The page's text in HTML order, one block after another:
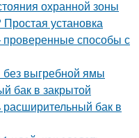
охранной зоны
установка
способы с
без выгребной ямы
бак в закрытой
расширительный бак в